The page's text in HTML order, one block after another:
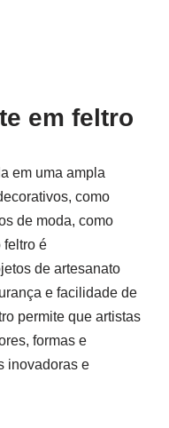
em feltro
em uma ampla
como
de moda, como
feltro é
de artesanato
e facilidade de
permite que artistas
formas e
inovadoras e